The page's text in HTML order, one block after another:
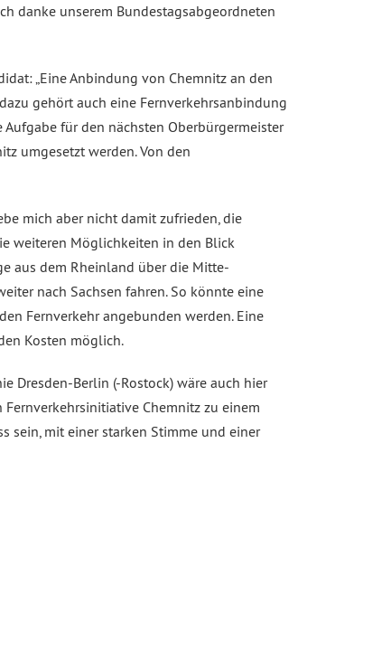
danke unserem Bundestagsabgeordneten
„Eine Anbindung von Chemnitz an den
gehört auch eine Fernverkehrsanbindung
für den nächsten Oberbürgermeister
umgesetzt werden. Von den
mich aber nicht damit zufrieden, die
weiteren Möglichkeiten in den Blick
aus dem Rheinland über die Mitte-
nach Sachsen fahren. So könnte eine
Fernverkehr angebunden werden. Eine
Kosten möglich.
Dresden-Berlin (-Rostock) wäre auch hier
Chemnitz zu einem
sein, mit einer starken Stimme und einer